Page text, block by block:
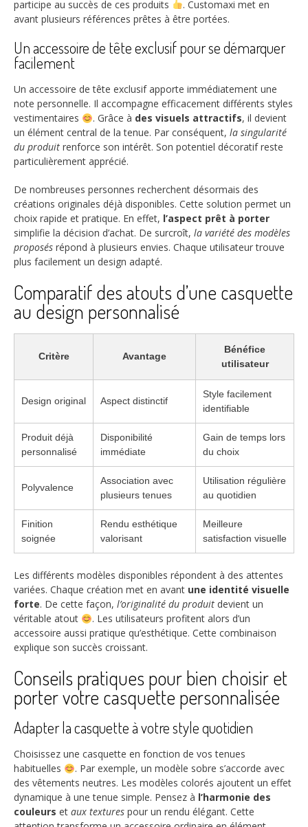
participe au succès de ces produits
. Customaxi met en
avant plusieurs références prêtes à être portées.
Un accessoire de tête exclusif pour se démarquer
facilement
Un accessoire de tête exclusif apporte immédiatement une
note personnelle. Il accompagne efficacement différents styles
vestimentaires
. Grâce à des visuels attractifs, il devient
un élément central de la tenue. Par conséquent, la singularité
du produit renforce son intérêt. Son potentiel décoratif reste
particulièrement apprécié.
De nombreuses personnes recherchent désormais des
créations originales déjà disponibles. Cette solution permet un
choix rapide et pratique. En effet, l’aspect prêt à porter
simplifie la décision d’achat. De surcroît, la variété des modèles
proposés répond à plusieurs envies. Chaque utilisateur trouve
plus facilement un design adapté.
Comparatif des atouts d’une casquette
au design personnalisé
Critère Avantage
Bénéfice
utilisateur
Design original Aspect distinctif
Style facilement
identifiable
Produit déjà
personnalisé
Disponibilité
immédiate
Gain de temps lors
du choix
Polyvalence
Association avec
plusieurs tenues
Utilisation régulière
au quotidien
Finition
soignée
Rendu esthétique
valorisant
Meilleure
satisfaction visuelle
Les différents modèles disponibles répondent à des attentes
variées. Chaque création met en avant une identité visuelle
forte. De cette façon, l’originalité du produit devient un
véritable atout
. Les utilisateurs profitent alors d’un
accessoire aussi pratique qu’esthétique. Cette combinaison
explique son succès croissant.
Conseils pratiques pour bien choisir et
porter votre casquette personnalisée
Adapter la casquette à votre style quotidien
Choisissez une casquette en fonction de vos tenues
habituelles
. Par exemple, un modèle sobre s’accorde avec
des vêtements neutres. Les modèles colorés ajoutent un effet
dynamique à une tenue simple. Pensez à l’harmonie des
couleurs et aux textures pour un rendu élégant. Cette